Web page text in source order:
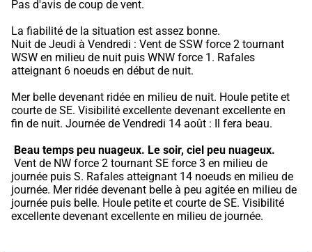
Pas d'avis de coup de vent.
La fiabilité de la situation est assez bonne.
Nuit de Jeudi à Vendredi : Vent de SSW force 2 tournant
WSW en milieu de nuit puis WNW force 1. Rafales
atteignant 6 noeuds en début de nuit.
Mer belle devenant ridée en milieu de nuit. Houle petite et
courte de SE. Visibilité excellente devenant excellente en
fin de nuit. Journée de Vendredi 14 août : Il fera beau.
Beau temps peu nuageux. Le soir, ciel peu nuageux.
journée puis S. Rafales atteignant 14 noeuds en milieu de
journée. Mer ridée devenant belle à peu agitée en milieu de
journée puis belle. Houle petite et courte de SE. Visibilité
excellente devenant excellente en milieu de journée.